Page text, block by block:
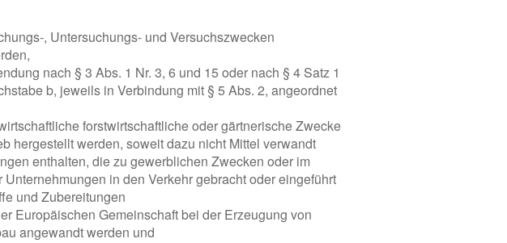
, Untersuchungs- und Versuchszwecken
nach § 3 Abs. 1 Nr. 3, 6 und 15 oder nach § 4 Satz 1
b, jeweils in Verbindung mit § 5 Abs. 2, angeordnet
forstwirtschaftliche oder gärtnerische Zwecke
hergestellt werden, soweit dazu nicht Mittel verwandt
enthalten, die zu gewerblichen Zwecken oder im
in den Verkehr gebracht oder eingeführt
und Zubereitungen
Europäischen Gemeinschaft bei der Erzeugung von
angewandt werden und